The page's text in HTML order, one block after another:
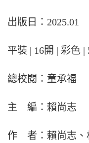
出版日：2025.01
平裝 | 16開 | 彩色 |
總校閱：童承福
主 編：賴尚志
作 者：賴尚志、